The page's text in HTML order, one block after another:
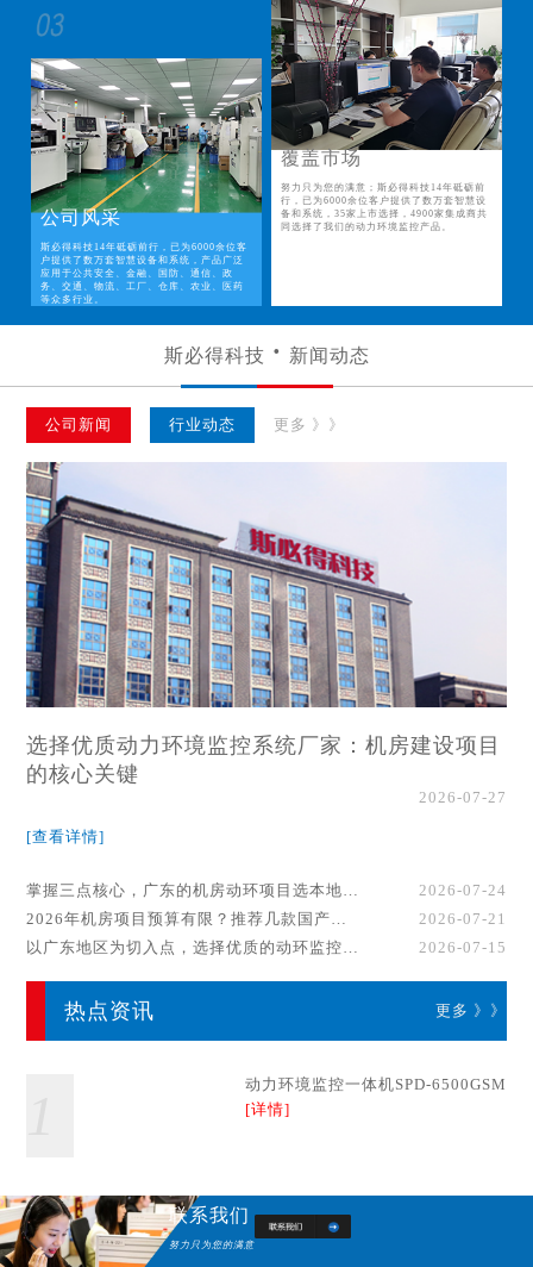
公司风采
斯必得科技14年砥砺前行，已为6000余位客
户提供了数万套智慧设备和系统，产品广泛
应用于公共安全、金融、国防、通信、政
务、交通、物流、工厂、仓库、农业、医药
等众多行业。
覆盖市场
努力只为您的满意；斯必得科技14年砥砺前
行，已为6000余位客户提供了数万套智慧设
备和系统，35家上市选择，4900家集成商共
同选择了我们的动力环境监控产品。
斯必得科技 新闻动态
公司新闻 行业动态 更多 》》
选择优质动力环境监控系统厂家：机房建设项目
的核心关键
2026-07-27
[查看详情]
掌握三点核心，广东的机房动环项目选本地厂家事半功倍！
2026-07-24
2026年机房项目预算有限？推荐几款国产动环监控系统品牌
2026-07-21
以广东地区为切入点，选择优质的动环监控系统厂家
2026-07-15
热点资讯 更多 》》
动力环境监控一体机SPD-6500GSM
[详情]
联系我们
努力只为您的满意